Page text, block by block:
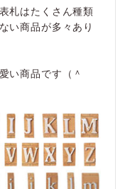
札はたくさん種類
い商品が多々あり
い商品です（＾